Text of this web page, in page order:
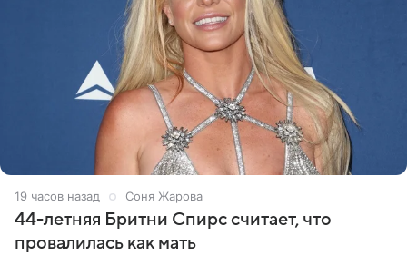
19 часов назад Соня Жарова
44-летняя Бритни Спирс считает, что
провалилась как мать